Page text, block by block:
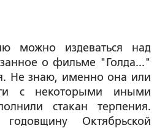
можно издеваться над
о фильме "Голда..."
Не знаю, именно она или
с некоторыми иными
стакан терпения.
Октябрьской